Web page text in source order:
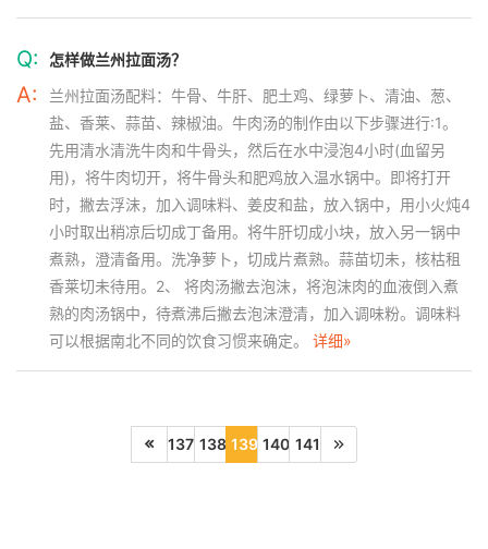
Q: 怎样做兰州拉面汤？
A:
兰州拉面汤配料：牛骨、牛肝、肥土鸡、绿萝卜、清油、葱、
盐、香莱、蒜苗、辣椒油。牛肉汤的制作由以下步骤进行:1。
先用清水清洗牛肉和牛骨头，然后在水中浸泡4小时(血留另
用)，将牛肉切开，将牛骨头和肥鸡放入温水锅中。即将打开
时，撇去浮沫，加入调味料、姜皮和盐，放入锅中，用小火炖4
小时取出稍凉后切成丁备用。将牛肝切成小块，放入另一锅中
煮熟，澄清备用。洗净萝卜，切成片煮熟。蒜苗切未，核枯租
香莱切未待用。2、 将肉汤撇去泡沫，将泡沫肉的血液倒入煮
熟的肉汤锅中，待煮沸后撇去泡沫澄清，加入调味粉。调味料
可以根据南北不同的饮食习惯来确定。 详细»
137 138 139 140 141